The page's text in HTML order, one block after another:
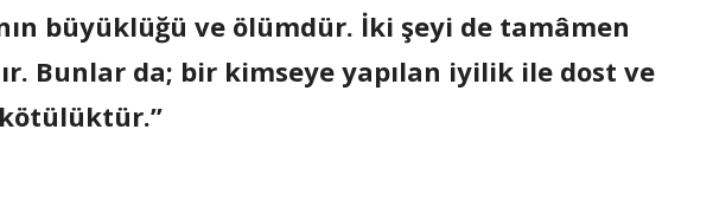
büyüklüğü ve ölümdür. İki şeyi de tamâmen
Bunlar da; bir kimseye yapılan iyilik ile dost ve